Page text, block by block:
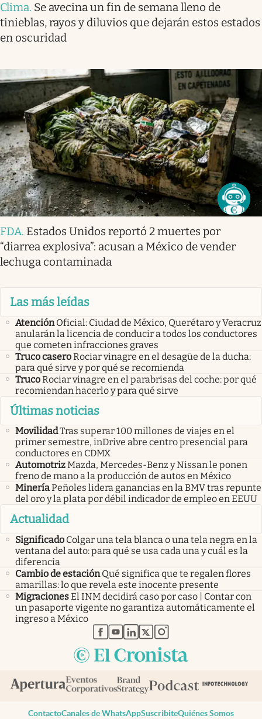
Clima. Se avecina un fin de semana lleno de
tinieblas, rayos y diluvios que dejarán estos estados
en oscuridad
FDA. Estados Unidos reportó 2 muertes por
“diarrea explosiva”: acusan a México de vender
lechuga contaminada
Las más leídas
Atención Oficial: Ciudad de México, Querétaro y Veracruz
anularán la licencia de conducir a todos los conductores
que cometen infracciones graves
Truco caseroRociar vinagre en el desagüe de la ducha:
para qué sirve y por qué se recomienda
TrucoRociar vinagre en el parabrisas del coche: por qué
recomiendan hacerlo y para qué sirve
Últimas noticias
MovilidadTras superar 100 millones de viajes en el
primer semestre, inDrive abre centro presencial para
conductores en CDMX
AutomotrizMazda, Mercedes-Benz y Nissan le ponen
freno de mano a la producción de autos en México
MineríaPeñoles lidera ganancias en la BMV tras repunte
del oro y la plata por débil indicador de empleo en EEUU
Actualidad
Significado Colgar una tela blanca o una tela negra en la
ventana del auto: para qué se usa cada una y cuál es la
diferencia
Cambio de estación Qué significa que te regalen flores
amarillas: lo que revela este inocente presente
MigracionesEl INM decidirá caso por caso | Contar con
un pasaporte vigente no garantiza automáticamente el
ingreso a México
abre en nueva pestaña
abre en nueva pestaña
abre en nueva pestaña
abre en nueva pestaña
abre en nueva pestaña
ContactoCanales de WhatsAppSuscribiteQuiénes Somos